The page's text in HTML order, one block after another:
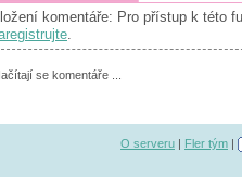
komentáře: Pro přístup k této
.
se komentáře ...
O serveru | Fler tým |